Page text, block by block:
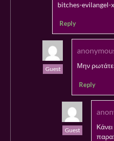
bitches-evilangel-
Reply
Guest Μην ρωτάτε
Reply
Guest